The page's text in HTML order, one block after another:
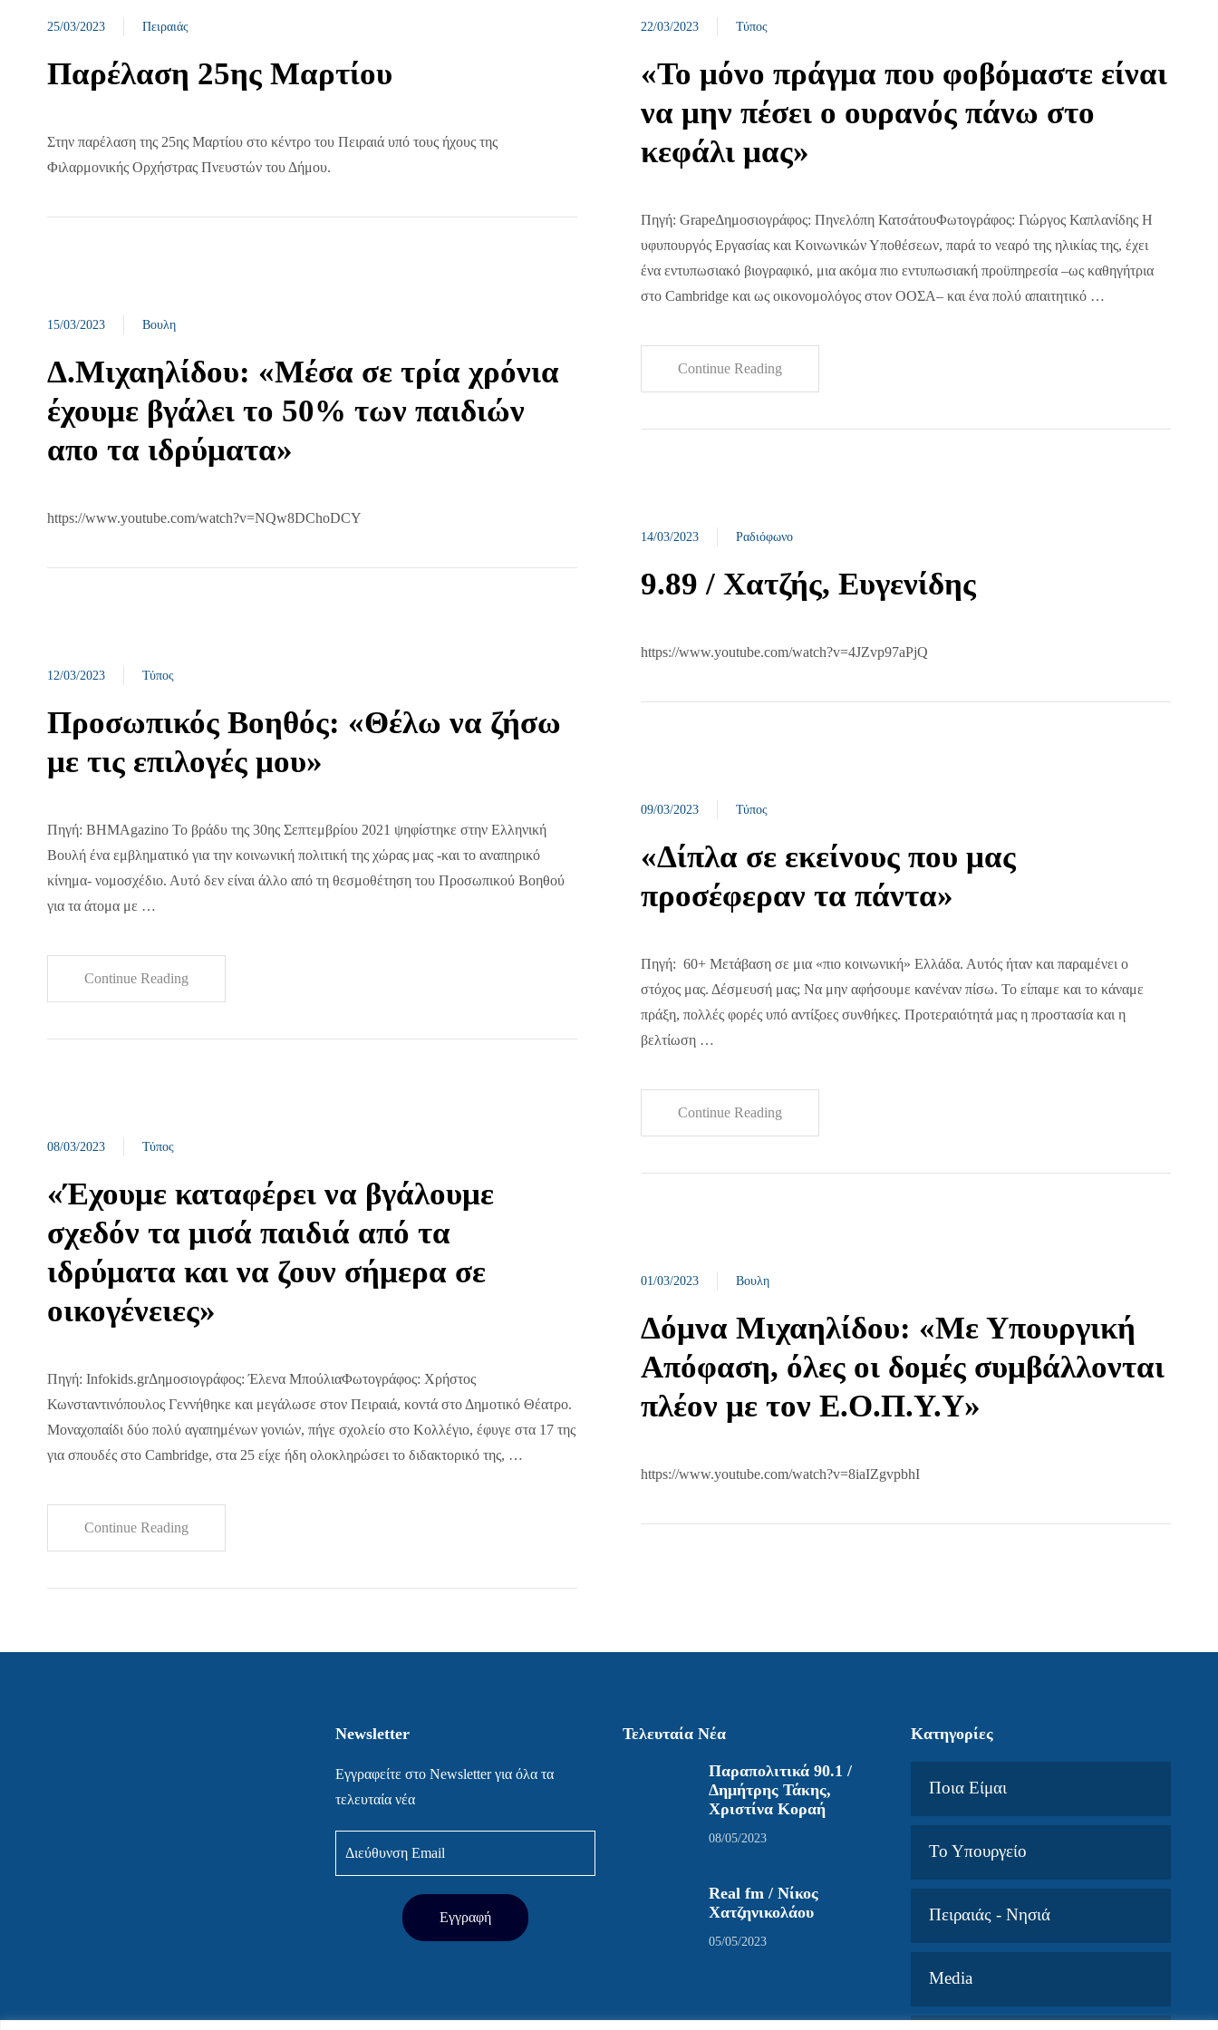
25/03/2023 Πειραιάς
Παρέλαση 25ης Μαρτίου
Στην παρέλαση της 25ης Μαρτίου στο κέντρο του Πειραιά υπό τους ήχους της
Φιλαρμονικής Ορχήστρας Πνευστών του Δήμου.
15/03/2023 Βουλη
Δ.Μιχαηλίδου: «Μέσα σε τρία χρόνια
έχουμε βγάλει το 50% των παιδιών
απο τα ιδρύματα»
https://www.youtube.com/watch?v=NQw8DChoDCY
12/03/2023 Τύπος
Προσωπικός Βοηθός: «Θέλω να ζήσω
με τις επιλογές μου»
Πηγή: BHMAgazino Το βράδυ της 30ης Σεπτεμβρίου 2021 ψηφίστηκε στην Ελληνική
Βουλή ένα εμβληματικό για την κοινωνική πολιτική της χώρας μας -και το αναπηρικό
κίνημα- νομοσχέδιο. Αυτό δεν είναι άλλο από τη θεσμοθέτηση του Προσωπικού Βοηθού
για τα άτομα με …
Continue Reading
08/03/2023 Τύπος
«Έχουμε καταφέρει να βγάλουμε
σχεδόν τα μισά παιδιά από τα
ιδρύματα και να ζουν σήμερα σε
οικογένειες»
Πηγή: Infokids.grΔημοσιογράφος: Έλενα ΜπούλιαΦωτογράφος: Χρήστος
Κωνσταντινόπουλος Γεννήθηκε και μεγάλωσε στον Πειραιά, κοντά στο Δημοτικό Θέατρο.
Μοναχοπαίδι δύο πολύ αγαπημένων γονιών, πήγε σχολείο στο Κολλέγιο, έφυγε στα 17 της
για σπουδές στο Cambridge, στα 25 είχε ήδη ολοκληρώσει το διδακτορικό της, …
Continue Reading
22/03/2023 Τύπος
«Το μόνο πράγμα που φοβόμαστε είναι
να μην πέσει ο ουρανός πάνω στο
κεφάλι μας»
Πηγή: GrapeΔημοσιογράφος: Πηνελόπη ΚατσάτουΦωτογράφος: Γιώργος Καπλανίδης Η
υφυπουργός Εργασίας και Κοινωνικών Υποθέσεων, παρά το νεαρό της ηλικίας της, έχει
ένα εντυπωσιακό βιογραφικό, μια ακόμα πιο εντυπωσιακή προϋπηρεσία –ως καθηγήτρια
στο Cambridge και ως οικονομολόγος στον ΟΟΣΑ– και ένα πολύ απαιτητικό …
Continue Reading
14/03/2023 Ραδιόφωνο
9.89 / Χατζής, Ευγενίδης
https://www.youtube.com/watch?v=4JZvp97aPjQ
09/03/2023 Τύπος
«Δίπλα σε εκείνους που μας
προσέφεραν τα πάντα»
Πηγή: 60+ Μετάβαση σε μια «πιο κοινωνική» Ελλάδα. Αυτός ήταν και παραμένει ο
στόχος μας. Δέσμευσή μας; Να μην αφήσουμε κανέναν πίσω. Το είπαμε και το κάναμε
πράξη, πολλές φορές υπό αντίξοες συνθήκες. Προτεραιότητά μας η προστασία και η
βελτίωση …
Continue Reading
01/03/2023 Βουλη
Δόμνα Μιχαηλίδου: «Με Υπουργική
Απόφαση, όλες οι δομές συμβάλλονται
πλέον με τον Ε.Ο.Π.Υ.Υ»
https://www.youtube.com/watch?v=8iaIZgvpbhI
Newsletter
Εγγραφείτε στο Newsletter για όλα τα
τελευταία νέα
Τελευταία Νέα
Παραπολιτικά 90.1 /
Δημήτρης Τάκης,
Χριστίνα Κοραή
08/05/2023
Real fm / Νίκος
Χατζηνικολάου
05/05/2023
Κατηγορίες
Ποια Είμαι
Το Υπουργείο
Πειραιάς - Νησιά
Media